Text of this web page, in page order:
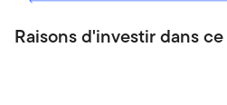
Raisons d'investir dans